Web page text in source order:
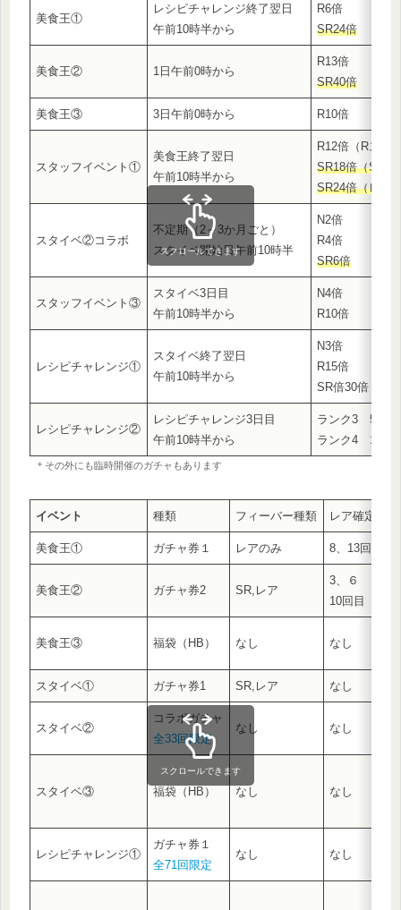
美食王①
レシピチャレンジ終了翌日
午前10時半から
R6倍
SR24倍
美食王② 1日午前0時から
R13倍
SR40倍
美食王③ 3日午前0時から R10倍
スタッフイベント①
美食王終了翌日
午前10時半から
R12倍（Rスタ
SR18倍（SRス
SR24倍（レシ
スタイベ②コラボ
不定期（2～3か月ごと）
スタイベ開始日午前10時半
N2倍
R4倍
SR6倍
スタッフイベント③
スタイベ3日目
午前10時半から
N4倍
R10倍
レシピチャレンジ①
スタイベ終了翌日
午前10時半から
N3倍
R15倍
SR倍30倍
レシピチャレンジ②
レシピチャレンジ3日目
午前10時半から
ランク3 5倍
ランク4 15、
スクロールできます
＊その外にも臨時開催のガチャもあります
イベント 種類 フィーバー種類 レア確定
美食王① ガチャ券１ レアのみ 8、13回目
美食王② ガチャ券2 SR,レア
3、６
10回目
美食王③ 福袋（HB） なし なし
スタイベ① ガチャ券1 SR,レア なし
スタイベ②
コラボガチャ
全33回限定
なし なし
スタイベ③ 福袋（HB） なし なし
レシピチャレンジ①
ガチャ券１
全71回限定
なし なし
スクロールできます